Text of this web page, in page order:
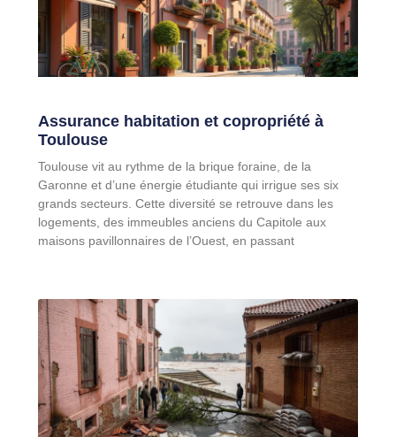
Assurance habitation et copropriété à
Toulouse
Toulouse vit au rythme de la brique foraine, de la
Garonne et d’une énergie étudiante qui irrigue ses six
grands secteurs. Cette diversité se retrouve dans les
logements, des immeubles anciens du Capitole aux
maisons pavillonnaires de l’Ouest, en passant